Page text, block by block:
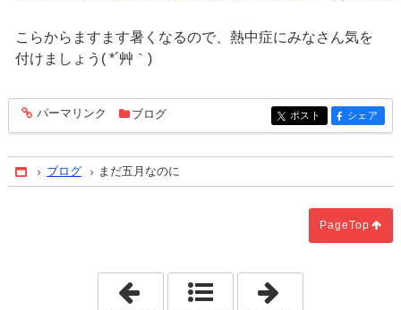
こらからますます暑くなるので、熱中症にみなさん気を
付けましょう( *´艸｀)
entry498
パーマリンク ブログ entry498
ポスト entry498
シェア
Home
ブログ まだ五月なのに
PageTop
「イメージの共有」